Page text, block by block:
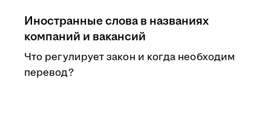
Иностранные слова в названиях
компаний и вакансий
Что регулирует закон и когда необходим
перевод?